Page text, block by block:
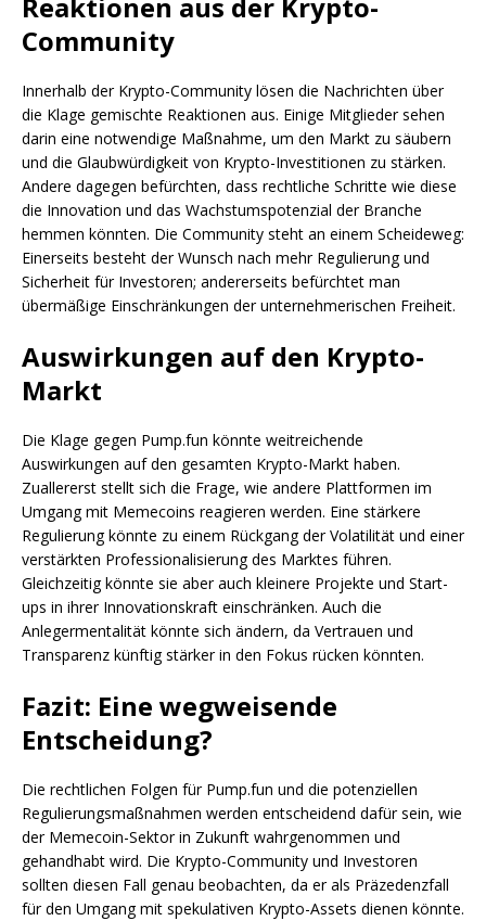
Reaktionen aus der Krypto-
Community
Innerhalb der Krypto-Community lösen die Nachrichten über
die Klage gemischte Reaktionen aus. Einige Mitglieder sehen
darin eine notwendige Maßnahme, um den Markt zu säubern
und die Glaubwürdigkeit von Krypto-Investitionen zu stärken.
Andere dagegen befürchten, dass rechtliche Schritte wie diese
die Innovation und das Wachstumspotenzial der Branche
hemmen könnten. Die Community steht an einem Scheideweg:
Einerseits besteht der Wunsch nach mehr Regulierung und
Sicherheit für Investoren; andererseits befürchtet man
übermäßige Einschränkungen der unternehmerischen Freiheit.
Auswirkungen auf den Krypto-
Markt
Die Klage gegen Pump.fun könnte weitreichende
Auswirkungen auf den gesamten Krypto-Markt haben.
Zuallererst stellt sich die Frage, wie andere Plattformen im
Umgang mit Memecoins reagieren werden. Eine stärkere
Regulierung könnte zu einem Rückgang der Volatilität und einer
verstärkten Professionalisierung des Marktes führen.
Gleichzeitig könnte sie aber auch kleinere Projekte und Start-
ups in ihrer Innovationskraft einschränken. Auch die
Anlegermentalität könnte sich ändern, da Vertrauen und
Transparenz künftig stärker in den Fokus rücken könnten.
Fazit: Eine wegweisende
Entscheidung?
Die rechtlichen Folgen für Pump.fun und die potenziellen
Regulierungsmaßnahmen werden entscheidend dafür sein, wie
der Memecoin-Sektor in Zukunft wahrgenommen und
gehandhabt wird. Die Krypto-Community und Investoren
sollten diesen Fall genau beobachten, da er als Präzedenzfall
für den Umgang mit spekulativen Krypto-Assets dienen könnte.